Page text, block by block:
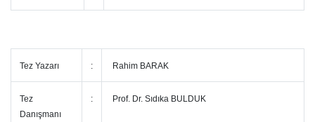
Tez Yazarı : Rahim BARAK
Tez
Danışmanı
: Prof. Dr. Sıdıka BULDUK